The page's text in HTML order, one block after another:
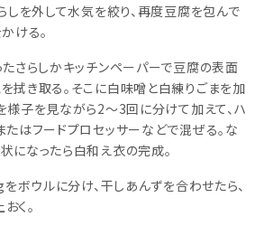
しを外して水気を絞り、再度豆腐を包んで
ける。
たさらしかキッチンペーパーで豆腐の表面
拭き取る。そこに白味噌と白練りごまを加
様子を見ながら2～3回に分けて加えて、ハ
たはフードプロセッサーなどで混ぜる。な
になったら白和え衣の完成。
ボウルに分け、干しあんずを合わせたら、
く。